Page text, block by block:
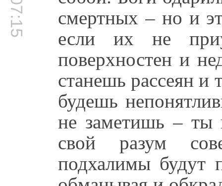
смертных – но и
если их не
поверхностен и
станешь рассеян и
будешь
не заметишь – ты
свой разум
подхалимы будут